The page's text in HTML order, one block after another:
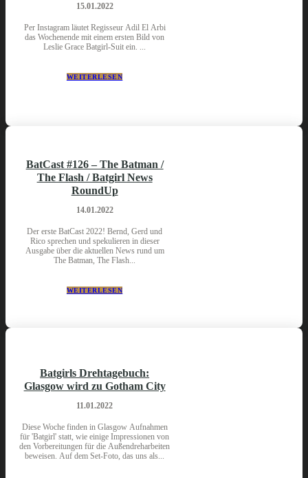
15.01.2022
Per Instagram läutet Regisseur Adil El Arbi
das Wochenende mit einem ersten Bild von
WEITERLESEN
BatCast #126 – The Batman /
The Flash / Batgirl News
RoundUp
14.01.2022
Der erste BatCast 2022! Bernd, Gerd und
Rico sprechen und spekulieren in dieser
Ausgabe über die aktuellen News rund um
The Batman, The Flash...
WEITERLESEN
Batgirls Drehtagebuch:
Glasgow wird zu Gotham City
11.01.2022
Diese Woche finden in Glasgow Aufnahmen
für 'Batgirl' statt, wie einige Impressionen von
den Vorbereitungen für die Außendreharbeiten
beweisen. Auf dem Set-Foto, das uns als...